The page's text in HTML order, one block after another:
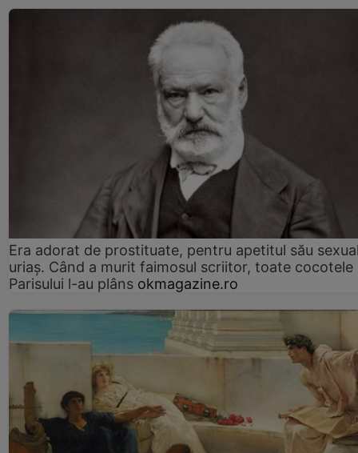
Era adorat de prostituate, pentru apetitul său
uriaș. Când a murit faimosul scriitor, toate cocotele
Parisului l-au plâns okmagazine.ro